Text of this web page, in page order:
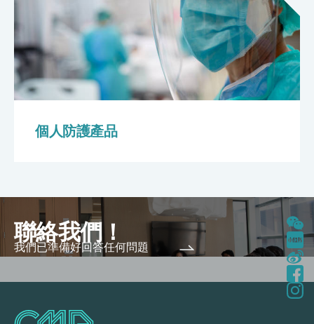
個人防護產品
聯絡我們！
我們已準備好回答任何問題